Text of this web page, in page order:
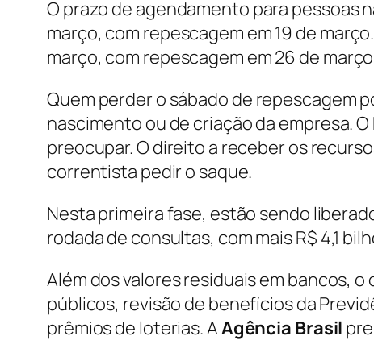
O prazo de agendamento para pessoas
março, com repescagem em 19 de
março, com repescagem em 26 de
Quem perder o sábado de repescagem
nascimento ou de criação da empresa.
preocupar. O direito a receber os
correntista pedir o saque.
Nesta primeira fase, estão sendo
rodada de consultas, com mais R$ 4,1
Além dos valores residuais em bancos,
públicos, revisão de benefícios da
prêmios de loterias. AAgência Brasil